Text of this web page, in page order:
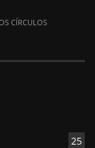
CÍRCULOS
25